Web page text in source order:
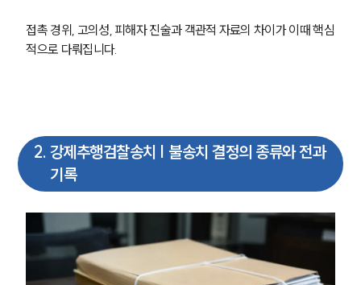
접촉 경위, 고의성, 피해자 진술과 객관적 자료의 차이가 이때 핵심
적으로 다뤄집니다.
2. 강제추행검찰송치 | 불송치 결정의 종류와 전과
기록